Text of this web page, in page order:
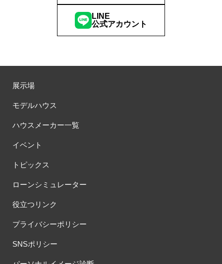
LINE
公式アカウント
展示場
モデルハウス
ハウスメーカー一覧
イベント
トピックス
ローンシミュレーター
役立つリンク
プライバシーポリシー
SNSポリシー